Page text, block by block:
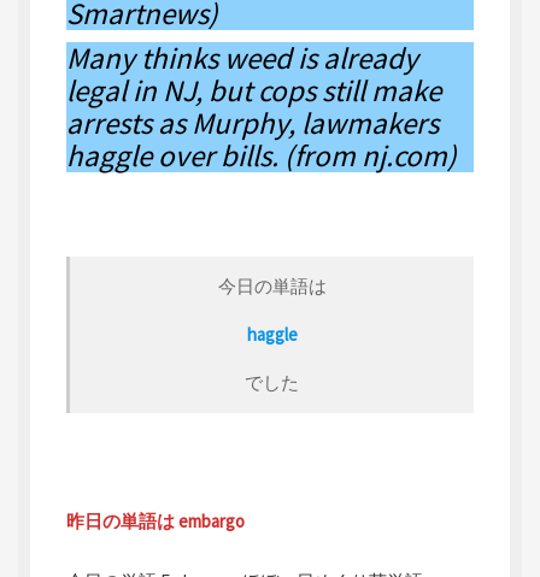
Smartnews)
Many thinks weed is already
legal in NJ, but cops still make
arrests as Murphy, lawmakers
haggle over bills. (from nj.com)
今日の単語は
haggle
でした
昨日の単語は embargo